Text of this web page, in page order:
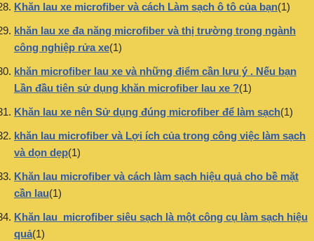
Khăn lau xe microfiber và cách Làm sạch ô tô của bạn(1)
khăn lau xe đa năng microfiber và thị trường trong ngành
công nghiệp rửa xe(1)
khăn microfiber lau xe và những điểm cần lưu ý . Nếu bạn
Lần đầu tiên sử dụng khăn microfiber lau xe ?(1)
Khăn lau xe nên Sử dụng đúng microfiber để làm sạch(1)
khăn lau microfiber và Lợi ích của trong công việc làm sạch
và dọn dẹp(1)
Khăn lau microfiber và cách làm sạch hiệu quả cho bề mặt
cần lau(1)
Khăn lau microfiber siêu sạch là một công cụ làm sạch hiệu
quả(1)